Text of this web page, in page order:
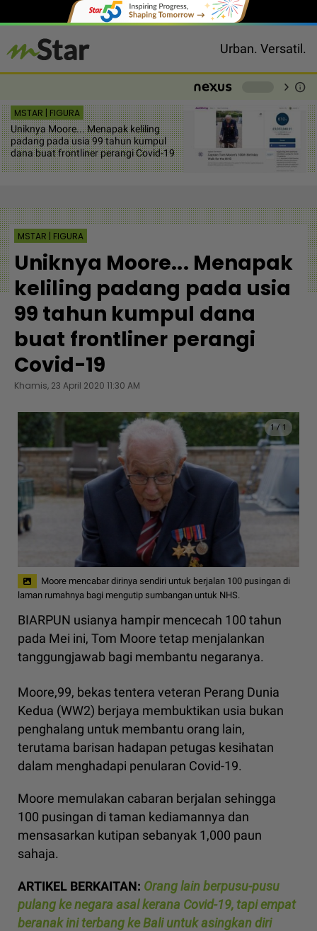
Urban. Versatil.
chevron_right info
MSTAR | FIGURA
Uniknya Moore... Menapak keliling
padang pada usia 99 tahun kumpul
dana buat frontliner perangi Covid-19
MSTAR | FIGURA
Uniknya Moore... Menapak
keliling padang pada usia
99 tahun kumpul dana
buat frontliner perangi
Covid-19
Khamis, 23 April 2020 11:30 AM
Moore mencabar dirinya sendiri untuk berjalan 100 pusingan di
laman rumahnya bagi mengutip sumbangan untuk NHS.
1/ 1
BIARPUN usianya hampir mencecah 100 tahun
pada Mei ini, Tom Moore tetap menjalankan
tanggungjawab bagi membantu negaranya.
Moore,99, bekas tentera veteran Perang Dunia
Kedua (WW2) berjaya membuktikan usia bukan
penghalang untuk membantu orang lain,
terutama barisan hadapan petugas kesihatan
dalam menghadapi penularan Covid-19.
Moore memulakan cabaran berjalan sehingga
100 pusingan di taman kediamannya dan
mensasarkan kutipan sebanyak 1,000 paun
sahaja.
ARTIKEL BERKAITAN: Orang lain berpusu-pusu
pulang ke negara asal kerana Covid-19, tapi empat
beranak ini terbang ke Bali untuk asingkan diri